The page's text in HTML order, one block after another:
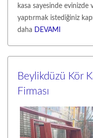
kasa sayesinde evinizde
yaptırmak istediğiniz
daha DEVAMI
Beylikdüzü Kör
Firması